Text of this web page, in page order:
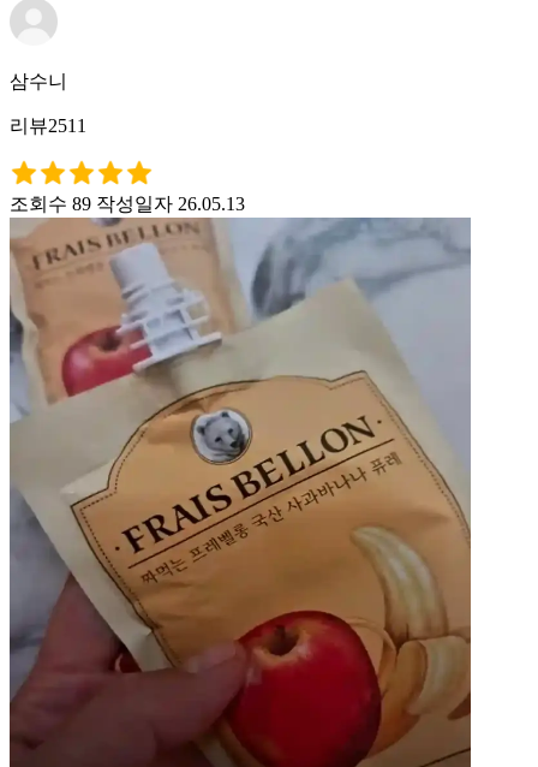
삼수니
리뷰2511
조회수 89 작성일자 26.05.13